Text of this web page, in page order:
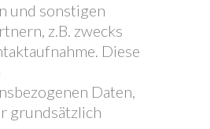
und sonstigen
z.B. zwecks
Diese
Daten,
grundsätzlich